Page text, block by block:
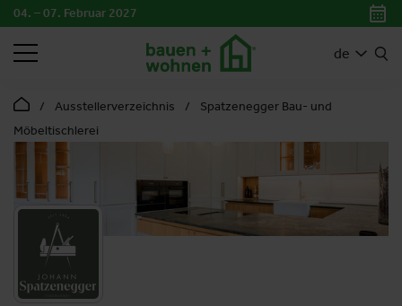
04. – 07. Februar 2027
de
SUCHEN
Ausstellerverzeichnis
Spatzenegger Bau- und
Möbeltischlerei